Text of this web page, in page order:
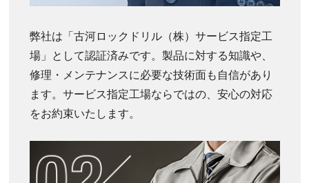
弊社は「古河ロックドリル（株）サービス指定工
場」として認証済みです。製品に対する知識や、
修理・メンテナンスに必要な技術面も自信があり
ます。サービス指定工場ならではの、安心の対応
をお約束いたします。